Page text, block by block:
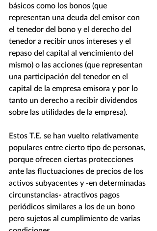
básicos como los bonos (que
representan una deuda del emisor con
el tenedor del bono y el derecho del
tenedor a recibir unos intereses y el
repaso del capital al vencimiento del
mismo) o las acciones (que representan
una participación del tenedor en el
capital de la empresa emisora y por lo
tanto un derecho a recibir dividendos
sobre las utilidades de la empresa).
Estos T.E. se han vuelto relativamente
populares entre cierto tipo de personas,
porque ofrecen ciertas protecciones
ante las fluctuaciones de precios de los
activos subyacentes y -en determinadas
circunstancias- atractivos pagos
periódicos similares a los de un bono
pero sujetos al cumplimiento de varias